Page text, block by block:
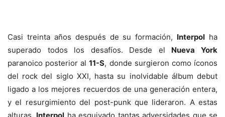
Casi treinta años después de su formación, Interpol ha
superado todos los desafíos. Desde el Nueva York
paranoico posterior al11-S, donde surgieron como íconos
del rock del siglo XXI, hasta su inolvidable álbum debut
ligado a los mejores recuerdos de una generación entera,
y el resurgimiento del post-punk que lideraron. A estas